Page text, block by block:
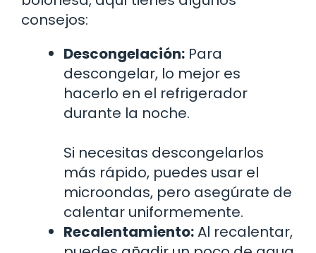
consejos:
Descongelación: Para
descongelar, lo mejor es
hacerlo en el refrigerador
durante la noche.
Si necesitas descongelarlos
más rápido, puedes usar el
microondas, pero asegúrate de
calentar uniformemente.
Recalentamiento:Al recalentar,